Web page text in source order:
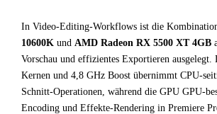
In Video-Editing-Workflows ist die
10600K und AMD Radeon RX 5500 XT 4GB
Vorschau und effizientes Exportieren ausgelegt.
Kernen und 4,8 GHz Boost übernimmt CPU-
Schnitt-Operationen, während die GPU GPU-
Encoding und Effekte-Rendering in Premiere